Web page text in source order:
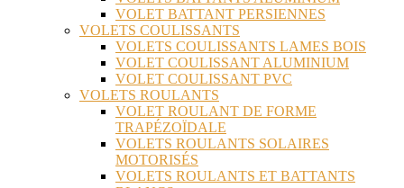
VOLET BATTANT PERSIENNES
VOLETS COULISSANTS
VOLETS COULISSANTS LAMES BOIS
VOLET COULISSANT ALUMINIUM
VOLET COULISSANT PVC
VOLETS ROULANTS
VOLET ROULANT DE FORME
TRAPÉZOÏDALE
VOLETS ROULANTS SOLAIRES
MOTORISÉS
VOLETS ROULANTS ET BATTANTS